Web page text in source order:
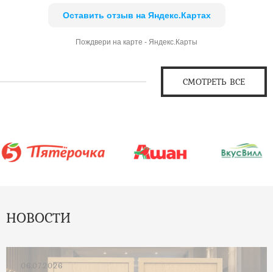
Оставить отзыв на Яндекс.Картах
Пождвери на карте - Яндекс.Карты
СМОТРЕТЬ ВСЕ
НОВОСТИ
06.07.2026